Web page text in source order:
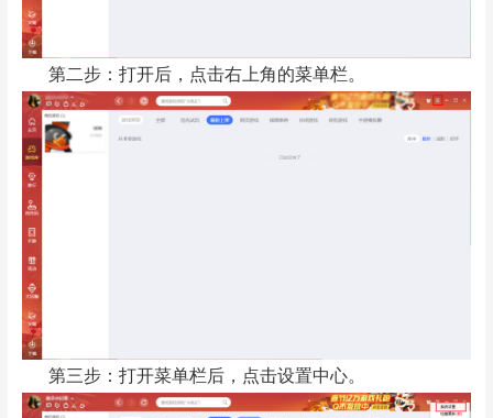
第二步：打开后，点击右上角的菜单栏。
第三步：打开菜单栏后，点击设置中心。